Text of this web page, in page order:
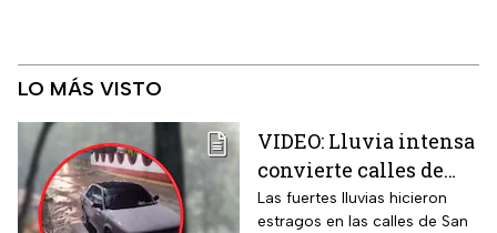
LO MÁS VISTO
VIDEO: Lluvia intensa
convierte calles de
Tlalpan en ríos
Las fuertes lluvias hicieron
estragos en las calles de San